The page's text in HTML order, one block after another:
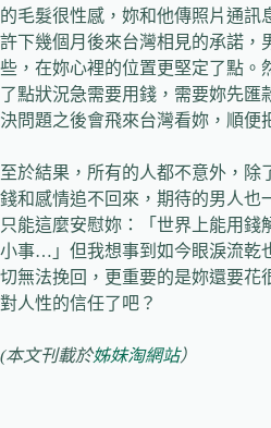
的毛髮很性感，妳和他傳照片通訊
許下幾個月後來台灣相見的承諾，
些，在妳心裡的位置更堅定了點。
了點狀況急需要用錢，需要妳先匯
決問題之後會飛來台灣看妳，順便
至於結果，所有的人都不意外，除
錢和感情追不回來，期待的男人也
只能這麼安慰妳：「世界上能用錢
小事…」但我想事到如今眼淚流乾
切無法挽回，更重要的是妳還要花
對人性的信任了吧？
(本文刊載於姊妹淘網站）